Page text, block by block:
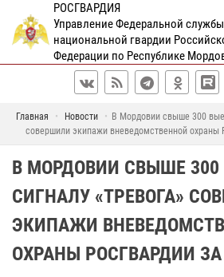
РОСГВАРДИЯ
Управление Федеральной
национальной гвардии
Федерации по Республике
Главная Новости
В Мордовии свыше 300
совершили экипажи вневедомственной охраны
В МОРДОВИИ СВЫШЕ
СИГНАЛУ «ТРЕВОГА»
ЭКИПАЖИ
ОХРАНЫ РОСГВАРДИИ